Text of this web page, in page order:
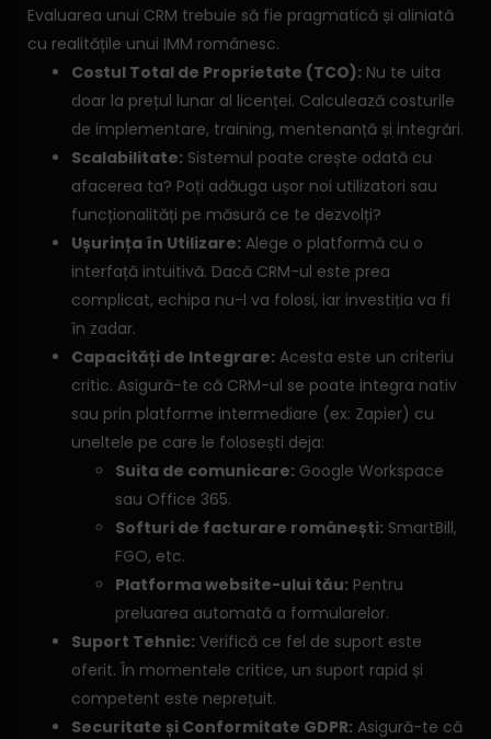
Evaluarea unui CRM trebuie să fie pragmatică și aliniată
cu realitățile unui IMM românesc.
Costul Total de Proprietate (TCO): Nu te uita
doar la prețul lunar al licenței. Calculează costurile
de implementare, training, mentenanță și integrări.
Scalabilitate: Sistemul poate crește odată cu
afacerea ta? Poți adăuga ușor noi utilizatori sau
funcționalități pe măsură ce te dezvolți?
Ușurința în Utilizare: Alege o platformă cu o
interfață intuitivă. Dacă CRM-ul este prea
complicat, echipa nu-l va folosi, iar investiția va fi
în zadar.
Capacități de Integrare: Acesta este un criteriu
critic. Asigură-te că CRM-ul se poate integra nativ
sau prin platforme intermediare (ex: Zapier) cu
uneltele pe care le folosești deja:
Suita de comunicare: Google Workspace
sau Office 365.
Softuri de facturare românești: SmartBill,
FGO, etc.
Platforma website-ului tău: Pentru
preluarea automată a formularelor.
Suport Tehnic: Verifică ce fel de suport este
oferit. În momentele critice, un suport rapid și
competent este neprețuit.
Securitate și Conformitate GDPR: Asigură-te că